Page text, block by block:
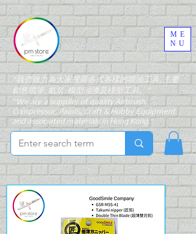
"我們致力為大家搜羅各式各樣的噴油工具, 主要
銷售噴筆, 氣泵, 模型油漆及模型工具。"
"We are a supplier of quality Airbrush,
Compressor, Paints, Craft & Hobby Equipment
and associated materials in Hong Kong."
ME
NU